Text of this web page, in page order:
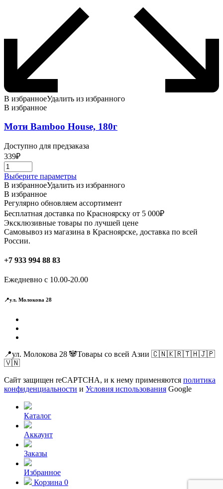
В избранноеУдалить из избранного
В избранное
Моти Bamboo House, 180г
Доступно для предзаказа
339₽
Выберите параметрыЭтот
товар
несколько
вариаций.
Опции
можно
выбрать
В избранноеУдалить из избранного
В избранное
Регулярно обновляем ассортимент
Бесплатная доставка по Красноярску от 5 000₽
Эксклюзивные товары по лучшей цене
Самовывоз из магазина в Красноярске, доставка по всей
России.
+7 933 994 88 83
Ежедневно с 10.00-20.00
📍ул. Молокова 28
📍ул. Молокова 28 🐼Товары со всей Азии 🇨🇳🇰🇷🇹🇭🇯🇵
🇻🇳
Сайт защищен reCAPTCHA, и к нему применяются политика
конфиденциальности и Условия использования Google
Каталог
Аккаунт
Заказы
Избранное
Корзина 0